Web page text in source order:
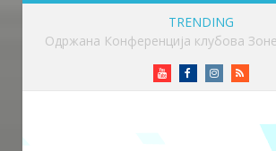
TRENDING
YoutubeFacebookInstagram
RSS